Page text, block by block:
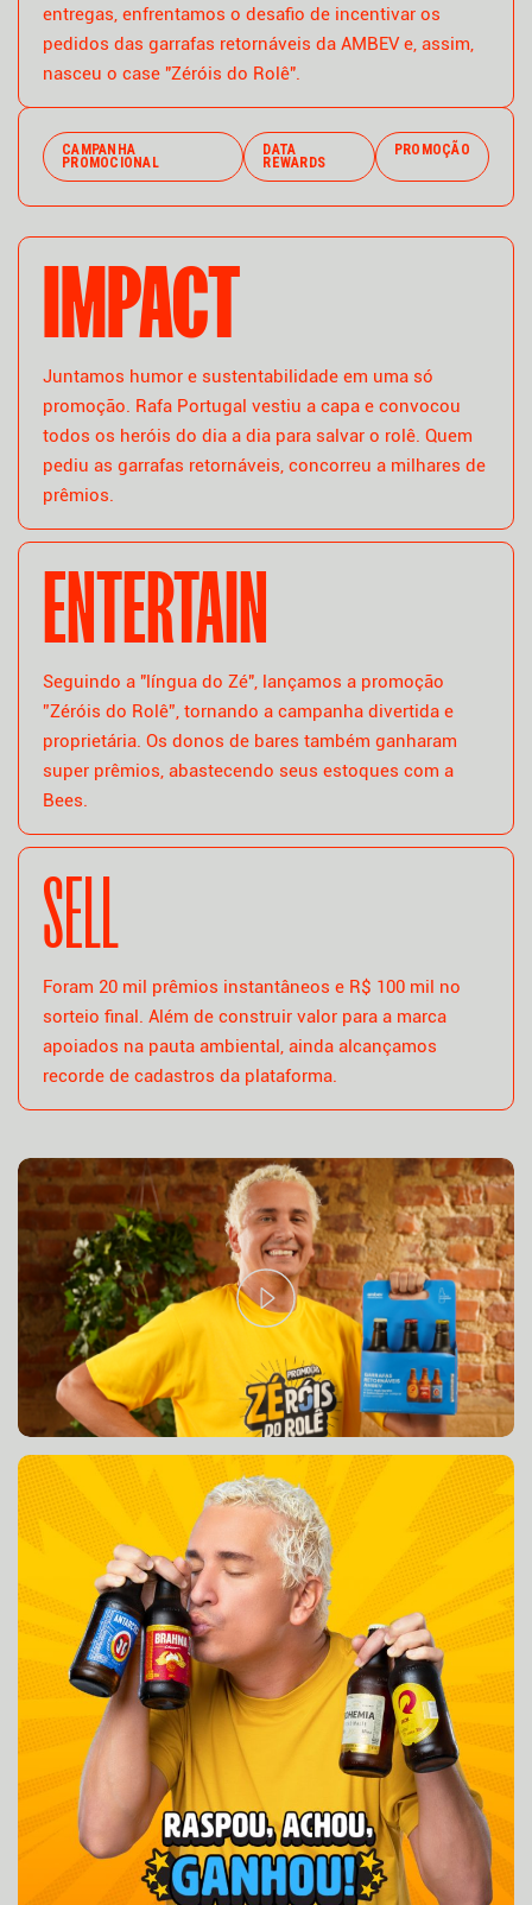
entregas, enfrentamos o desafio de incentivar os
pedidos das garrafas retornáveis da AMBEV e, assim,
nasceu o case "Zéróis do Rolê".
CAMPANHA
PROMOCIONAL
DATA
REWARDS
PROMOÇÃO
IMPACT
Juntamos humor e sustentabilidade em uma só
promoção. Rafa Portugal vestiu a capa e convocou
todos os heróis do dia a dia para salvar o rolê. Quem
pediu as garrafas retornáveis, concorreu a milhares de
prêmios.
ENTERTAIN
Seguindo a "língua do Zé", lançamos a promoção
”Zéróis do Rolê”, tornando a campanha divertida e
proprietária. Os donos de bares também ganharam
super prêmios, abastecendo seus estoques com a
Bees.
SELL
Foram 20 mil prêmios instantâneos e R$ 100 mil no
sorteio final. Além de construir valor para a marca
apoiados na pauta ambiental, ainda alcançamos
recorde de cadastros da plataforma.